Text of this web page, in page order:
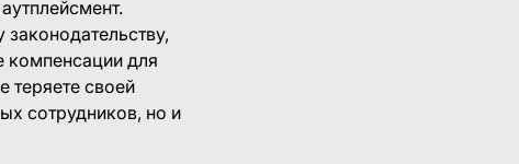
компенсации для
теряете своей
сотрудников, но и